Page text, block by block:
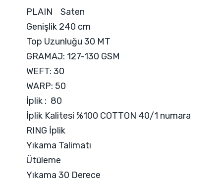
PLAIN Saten
Genişlik 240 cm
Top Uzunluğu 30 MT
GRAMAJ: 127-130 GSM
WEFT: 30
WARP: 50
İplik : 80
İplik Kalitesi %100 COTTON 40/1 numara
RING İplik
Yıkama Talimatı
Ütüleme
Yıkama 30 Derece